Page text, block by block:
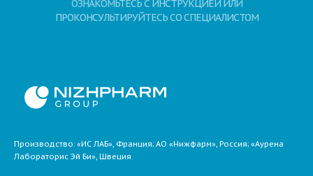
Свернуть
ОЗНАКОМЬТЕСЬ С ИНСТРУКЦИЕЙ ИЛИ
ПРОКОНСУЛЬТИРУЙТЕСЬ СО СПЕЦИАЛИСТОМ
Производство: «ИС ЛАБ», Франция; АО «Нижфарм», Россия; «Аурена
Лабораторис Эй Би», Швеция.